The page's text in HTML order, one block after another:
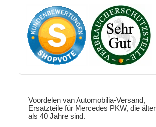
Voordelen van Automobilia-Versand,
Ersatzteile für Mercedes PKW, die älter
als 40 Jahre sind.